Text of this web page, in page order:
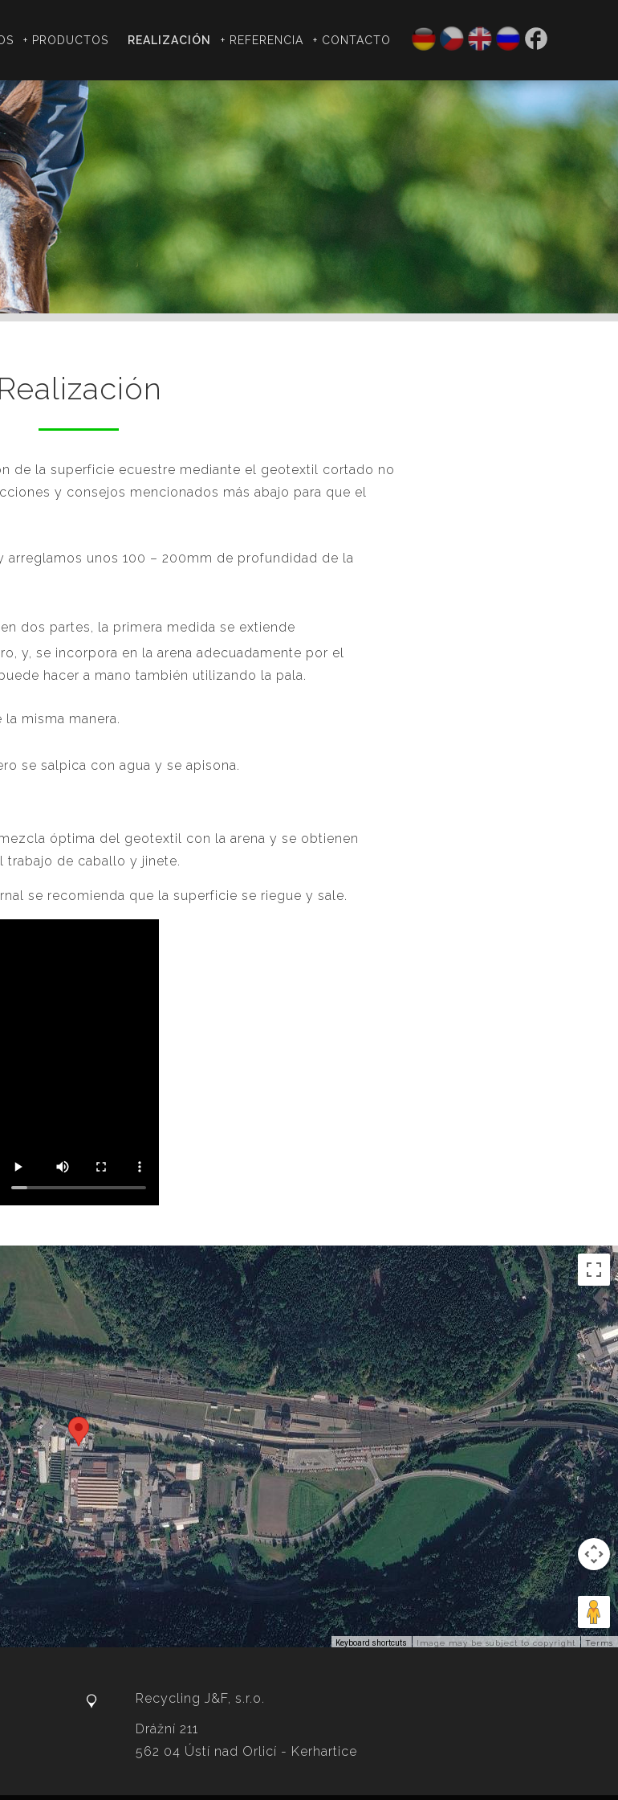
+ PRODUCTOS REALIZACIÓN + REFERENCIA + CONTACTO
Realización
de la superficie ecuestre mediante el geotextil cortado no
y consejos mencionados más abajo para que el
arreglamos unos 100 – 200mm de profundidad de la
dos partes, la primera medida se extiende
y, se incorpora en la arena adecuadamente por el
hacer a mano también utilizando la pala.
misma manera.
se salpica con agua y se apisona.
óptima del geotextil con la arena y se obtienen
trabajo de caballo y jinete.
se recomienda que la superficie se riegue y sale.
Keyboard shortcuts Image may be subject to copyright Terms
Recycling J&F, s.r.o.
Drážní 211
562 04 Ústí nad Orlicí - Kerhartice